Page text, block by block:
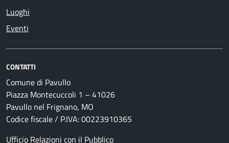
Luoghi
Eventi
CONTATTI
Comune di Pavullo
Piazza Montecuccoli 1 – 41026
Pavullo nel Frignano, MO
Codice fiscale / P.IVA: 00223910365
Ufficio Relazioni con il Pubblico